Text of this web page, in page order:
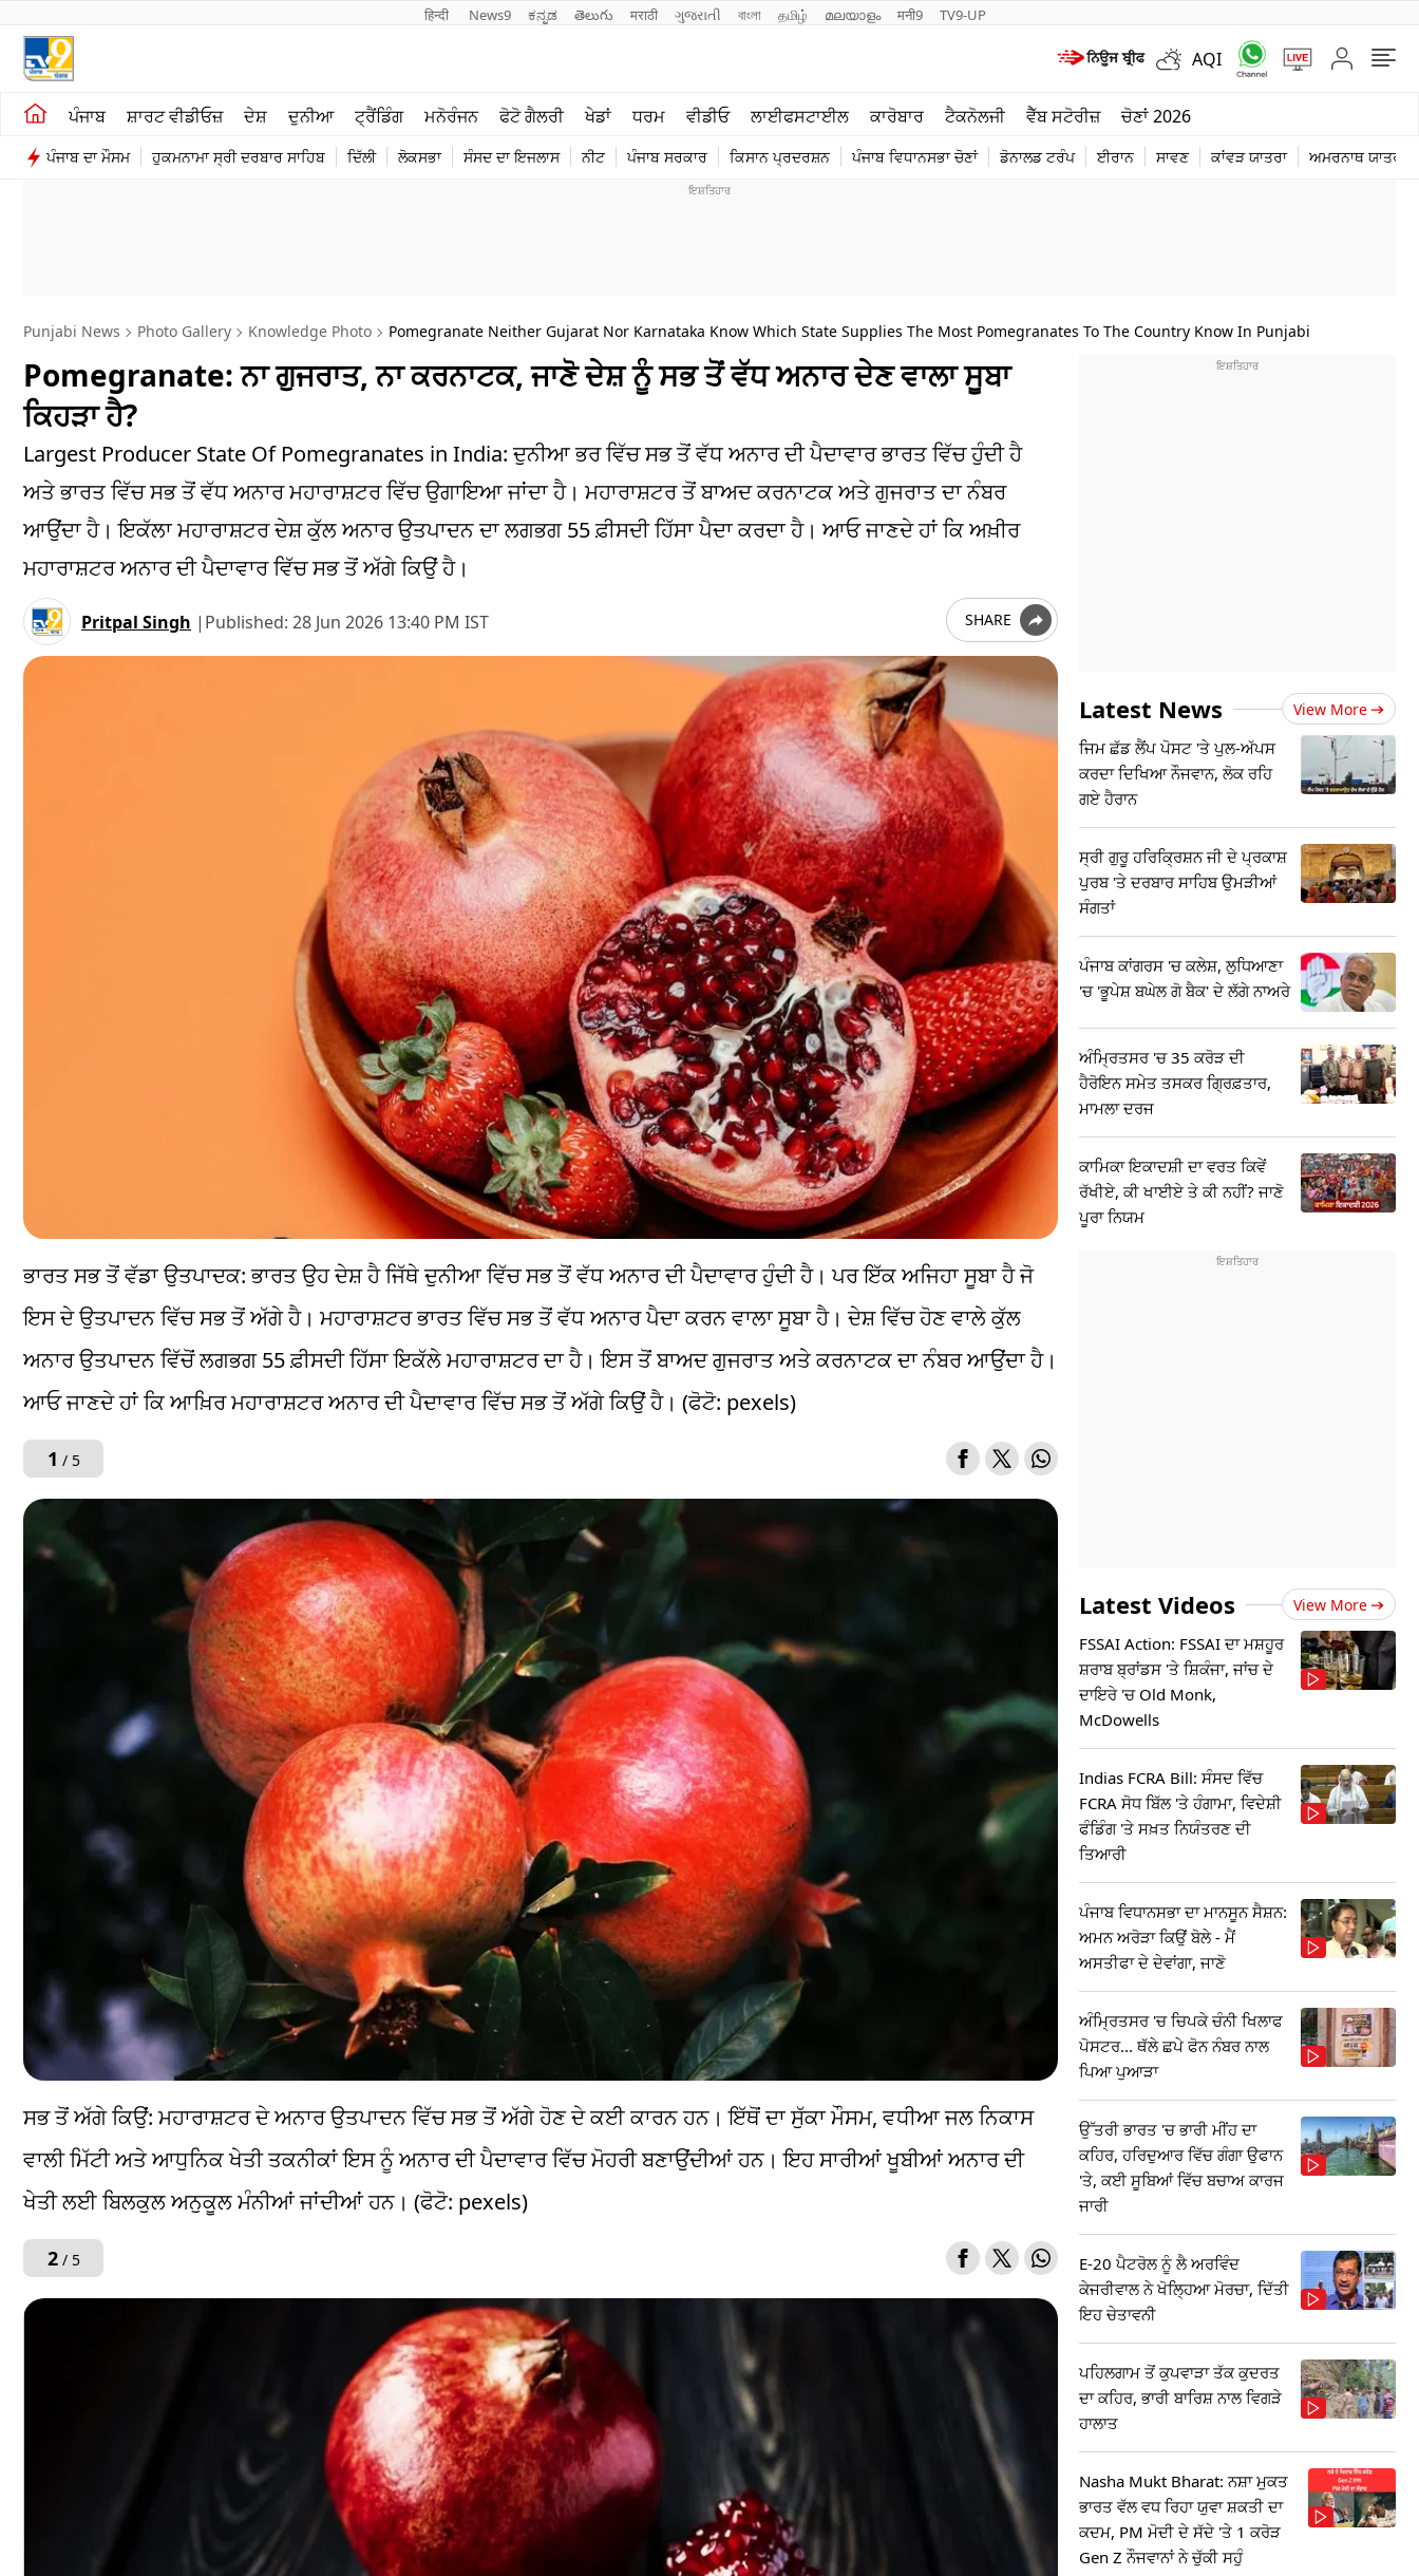
हिन्दी News9 ಕನ್ನಡ తెలుగు मराठी ગુજરાતી বাংলা தமிழ் മലയാളം मनी9 TV9-UP
AQI
ਪੰਜਾਬ ਸ਼ਾਰਟ ਵੀਡੀਓਜ਼ ਦੇਸ਼ ਦੁਨੀਆ ਟ੍ਰੈਂਡਿੰਗ ਮਨੋਰੰਜਨ ਫੋਟੋ ਗੈਲਰੀ ਖੇਡਾਂ ਧਰਮ ਵੀਡੀਓ ਲਾਈਫਸਟਾਈਲ ਕਾਰੋਬਾਰ ਟੈਕਨੋਲਜੀ ਵੈੱਬ ਸਟੋਰੀਜ਼ ਚੋਣਾਂ 2026
ਪੰਜਾਬ ਦਾ ਮੌਸਮ ਹੁਕਮਨਾਮਾ ਸ੍ਰੀ ਦਰਬਾਰ ਸਾਹਿਬ ਦਿੱਲੀ ਲੋਕਸਭਾ ਸੰਸਦ ਦਾ ਇਜਲਾਸ ਨੀਟ ਪੰਜਾਬ ਸਰਕਾਰ ਕਿਸਾਨ ਪ੍ਰਦਰਸ਼ਨ ਪੰਜਾਬ ਵਿਧਾਨਸਭਾ ਚੋਣਾਂ ਡੋਨਾਲਡ ਟਰੰਪ ਈਰਾਨ ਸਾਵਣ ਕਾਂਵੜ ਯਾਤਰਾ ਅਮਰਨਾਥ ਯਾਤਰਾ
ਖੇਤੀਬਾੜੀ
ਸ਼ਾਰਟ ਵੀਡੀਓਜ਼
ਮਨੋਰੰਜਨ
ਪੰਜਾਬ
ਟੈਕਨੋਲਜੀ
ਦੁਨੀਆ
Punjabi News Photo Gallery Knowledge Photo Pomegranate Neither Gujarat Nor Karnataka Know Which State Supplies The Most Pomegranates To The Country Know In Punjabi
Pomegranate: ਨਾ ਗੁਜਰਾਤ, ਨਾ ਕਰਨਾਟਕ, ਜਾਣੋ ਦੇਸ਼ ਨੂੰ ਸਭ ਤੋਂ ਵੱਧ ਅਨਾਰ ਦੇਣ ਵਾਲਾ ਸੂਬਾ
ਕਿਹੜਾ ਹੈ?
Largest Producer State Of Pomegranates in India: ਦੁਨੀਆ ਭਰ ਵਿੱਚ ਸਭ ਤੋਂ ਵੱਧ ਅਨਾਰ ਦੀ ਪੈਦਾਵਾਰ ਭਾਰਤ ਵਿੱਚ ਹੁੰਦੀ ਹੈ
ਅਤੇ ਭਾਰਤ ਵਿੱਚ ਸਭ ਤੋਂ ਵੱਧ ਅਨਾਰ ਮਹਾਰਾਸ਼ਟਰ ਵਿੱਚ ਉਗਾਇਆ ਜਾਂਦਾ ਹੈ। ਮਹਾਰਾਸ਼ਟਰ ਤੋਂ ਬਾਅਦ ਕਰਨਾਟਕ ਅਤੇ ਗੁਜਰਾਤ ਦਾ ਨੰਬਰ
ਆਉਂਦਾ ਹੈ। ਇਕੱਲਾ ਮਹਾਰਾਸ਼ਟਰ ਦੇਸ਼ ਕੁੱਲ ਅਨਾਰ ਉਤਪਾਦਨ ਦਾ ਲਗਭਗ 55 ਫ਼ੀਸਦੀ ਹਿੱਸਾ ਪੈਦਾ ਕਰਦਾ ਹੈ। ਆਓ ਜਾਣਦੇ ਹਾਂ ਕਿ ਅਖ਼ੀਰ
ਮਹਾਰਾਸ਼ਟਰ ਅਨਾਰ ਦੀ ਪੈਦਾਵਾਰ ਵਿੱਚ ਸਭ ਤੋਂ ਅੱਗੇ ਕਿਉਂ ਹੈ।
Pritpal Singh | Published: 28 Jun 2026 13:40 PM IST SHARE
ਭਾਰਤ ਸਭ ਤੋਂ ਵੱਡਾ ਉਤਪਾਦਕ: ਭਾਰਤ ਉਹ ਦੇਸ਼ ਹੈ ਜਿੱਥੇ ਦੁਨੀਆ ਵਿੱਚ ਸਭ ਤੋਂ ਵੱਧ ਅਨਾਰ ਦੀ ਪੈਦਾਵਾਰ ਹੁੰਦੀ ਹੈ। ਪਰ ਇੱਕ ਅਜਿਹਾ ਸੂਬਾ ਹੈ ਜੋ
ਇਸ ਦੇ ਉਤਪਾਦਨ ਵਿੱਚ ਸਭ ਤੋਂ ਅੱਗੇ ਹੈ। ਮਹਾਰਾਸ਼ਟਰ ਭਾਰਤ ਵਿੱਚ ਸਭ ਤੋਂ ਵੱਧ ਅਨਾਰ ਪੈਦਾ ਕਰਨ ਵਾਲਾ ਸੂਬਾ ਹੈ। ਦੇਸ਼ ਵਿੱਚ ਹੋਣ ਵਾਲੇ ਕੁੱਲ
ਅਨਾਰ ਉਤਪਾਦਨ ਵਿੱਚੋਂ ਲਗਭਗ 55 ਫ਼ੀਸਦੀ ਹਿੱਸਾ ਇਕੱਲੇ ਮਹਾਰਾਸ਼ਟਰ ਦਾ ਹੈ। ਇਸ ਤੋਂ ਬਾਅਦ ਗੁਜਰਾਤ ਅਤੇ ਕਰਨਾਟਕ ਦਾ ਨੰਬਰ ਆਉਂਦਾ ਹੈ।
ਆਓ ਜਾਣਦੇ ਹਾਂ ਕਿ ਆਖ਼ਿਰ ਮਹਾਰਾਸ਼ਟਰ ਅਨਾਰ ਦੀ ਪੈਦਾਵਾਰ ਵਿੱਚ ਸਭ ਤੋਂ ਅੱਗੇ ਕਿਉਂ ਹੈ। (ਫੋਟੋ: pexels)
1 / 5
ਸਭ ਤੋਂ ਅੱਗੇ ਕਿਉਂ: ਮਹਾਰਾਸ਼ਟਰ ਦੇ ਅਨਾਰ ਉਤਪਾਦਨ ਵਿੱਚ ਸਭ ਤੋਂ ਅੱਗੇ ਹੋਣ ਦੇ ਕਈ ਕਾਰਨ ਹਨ। ਇੱਥੋਂ ਦਾ ਸੁੱਕਾ ਮੌਸਮ, ਵਧੀਆ ਜਲ ਨਿਕਾਸ
ਵਾਲੀ ਮਿੱਟੀ ਅਤੇ ਆਧੁਨਿਕ ਖੇਤੀ ਤਕਨੀਕਾਂ ਇਸ ਨੂੰ ਅਨਾਰ ਦੀ ਪੈਦਾਵਾਰ ਵਿੱਚ ਮੋਹਰੀ ਬਣਾਉਂਦੀਆਂ ਹਨ। ਇਹ ਸਾਰੀਆਂ ਖੂਬੀਆਂ ਅਨਾਰ ਦੀ
ਖੇਤੀ ਲਈ ਬਿਲਕੁਲ ਅਨੁਕੂਲ ਮੰਨੀਆਂ ਜਾਂਦੀਆਂ ਹਨ। (ਫੋਟੋ: pexels)
2/ 5
Latest News View More
ਜਿਮ ਛੱਡ ਲੈਂਪ ਪੋਸਟ 'ਤੇ ਪੁਲ-ਅੱਪਸ
ਕਰਦਾ ਦਿਖਿਆ ਨੌਜਵਾਨ, ਲੋਕ ਰਹਿ
ਗਏ ਹੈਰਾਨ
ਸ੍ਰੀ ਗੁਰੂ ਹਰਿਕ੍ਰਿਸ਼ਨ ਜੀ ਦੇ ਪ੍ਰਕਾਸ਼
ਪੁਰਬ 'ਤੇ ਦਰਬਾਰ ਸਾਹਿਬ ਉਮੜੀਆਂ
ਸੰਗਤਾਂ
ਪੰਜਾਬ ਕਾਂਗਰਸ 'ਚ ਕਲੇਸ਼, ਲੁਧਿਆਣਾ
'ਚ 'ਭੂਪੇਸ਼ ਬਘੇਲ ਗੋ ਬੈਕ' ਦੇ ਲੱਗੇ ਨਾਅਰੇ
ਅੰਮ੍ਰਿਤਸਰ 'ਚ 35 ਕਰੋੜ ਦੀ
ਹੈਰੋਇਨ ਸਮੇਤ ਤਸਕਰ ਗ੍ਰਿਫ਼ਤਾਰ,
ਮਾਮਲਾ ਦਰਜ
ਕਾਮਿਕਾ ਇਕਾਦਸ਼ੀ ਦਾ ਵਰਤ ਕਿਵੇਂ
ਰੱਖੀਏ, ਕੀ ਖਾਈਏ ਤੇ ਕੀ ਨਹੀਂ? ਜਾਣੋ
ਪੂਰਾ ਨਿਯਮ
Latest Videos View More
FSSAI Action: FSSAI ਦਾ ਮਸ਼ਹੂਰ
ਸ਼ਰਾਬ ਬ੍ਰਾਂਡਸ 'ਤੇ ਸ਼ਿਕੰਜਾ, ਜਾਂਚ ਦੇ
ਦਾਇਰੇ 'ਚ Old Monk,
McDowells
Indias FCRA Bill: ਸੰਸਦ ਵਿੱਚ
FCRA ਸੋਧ ਬਿੱਲ 'ਤੇ ਹੰਗਾਮਾ, ਵਿਦੇਸ਼ੀ
ਫੰਡਿੰਗ 'ਤੇ ਸਖ਼ਤ ਨਿਯੰਤਰਣ ਦੀ
ਤਿਆਰੀ
ਪੰਜਾਬ ਵਿਧਾਨਸਭਾ ਦਾ ਮਾਨਸੂਨ ਸੈਸ਼ਨ:
ਅਮਨ ਅਰੋੜਾ ਕਿਉਂ ਬੋਲੇ - ਮੈਂ
ਅਸਤੀਫਾ ਦੇ ਦੇਵਾਂਗਾ, ਜਾਣੋ
ਅੰਮ੍ਰਿਤਸਰ 'ਚ ਚਿਪਕੇ ਚੰਨੀ ਖਿਲਾਫ
ਪੋਸਟਰ... ਥੱਲੇ ਛਪੇ ਫੋਨ ਨੰਬਰ ਨਾਲ
ਪਿਆ ਪੁਆੜਾ
ਉੱਤਰੀ ਭਾਰਤ 'ਚ ਭਾਰੀ ਮੀਂਹ ਦਾ
ਕਹਿਰ, ਹਰਿਦੁਆਰ ਵਿੱਚ ਗੰਗਾ ਉਫਾਨ
'ਤੇ, ਕਈ ਸੂਬਿਆਂ ਵਿੱਚ ਬਚਾਅ ਕਾਰਜ
ਜਾਰੀ
E-20 ਪੈਟਰੋਲ ਨੂੰ ਲੈ ਅਰਵਿੰਦ
ਕੇਜਰੀਵਾਲ ਨੇ ਖੋਲ੍ਹਿਆ ਮੋਰਚਾ, ਦਿੱਤੀ
ਇਹ ਚੇਤਾਵਨੀ
ਪਹਿਲਗਾਮ ਤੋਂ ਕੁਪਵਾੜਾ ਤੱਕ ਕੁਦਰਤ
ਦਾ ਕਹਿਰ, ਭਾਰੀ ਬਾਰਿਸ਼ ਨਾਲ ਵਿਗੜੇ
ਹਾਲਾਤ
Nasha Mukt Bharat: ਨਸ਼ਾ ਮੁਕਤ
ਭਾਰਤ ਵੱਲ ਵਧ ਰਿਹਾ ਯੁਵਾ ਸ਼ਕਤੀ ਦਾ
ਕਦਮ, PM ਮੋਦੀ ਦੇ ਸੱਦੇ 'ਤੇ 1 ਕਰੋੜ
Gen Z ਨੌਜਵਾਨਾਂ ਨੇ ਚੁੱਕੀ ਸਹੁੰ